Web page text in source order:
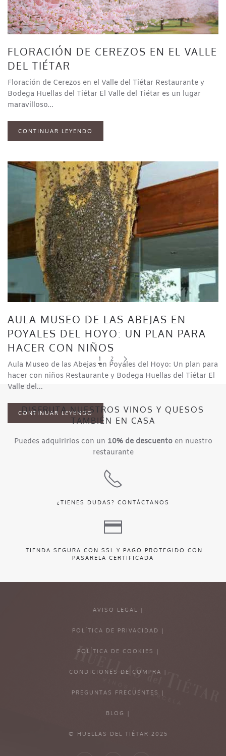
FLORACIÓN DE CEREZOS EN EL VALLE
DEL TIÉTAR
Floración de Cerezos en el Valle del Tiétar Restaurante y
Bodega Huellas del Tiétar El Valle del Tiétar es un lugar
maravilloso...
CONTINUAR LEYENDO
AULA MUSEO DE LAS ABEJAS EN
POYALES DEL HOYO: UN PLAN PARA
HACER CON NIÑOS
Aula Museo de las Abejas en Poyales del Hoyo: Un plan para
hacer con niños Restaurante y Bodega Huellas del Tiétar El
Valle del...
CONTINUAR LEYENDO
1 2
DISFRUTA NUESTROS VINOS Y QUESOS
TAMBIÉN EN CASA
Puedes adquirirlos con un 10% de descuentoen nuestro
restaurante
¿TIENES DUDAS? CONTÁCTANOS
TIENDA SEGURA CON SSL Y PAGO PROTEGIDO CON
PASARELA CERTIFICADA
AVISO LEGAL |
POLÍTICA DE PRIVACIDAD |
POLÍTICA DE COOKIES |
CONDICIONES DE COMPRA |
PREGUNTAS FRECUENTES |
BLOG |
© HUELLAS DEL TIÉTAR 2025